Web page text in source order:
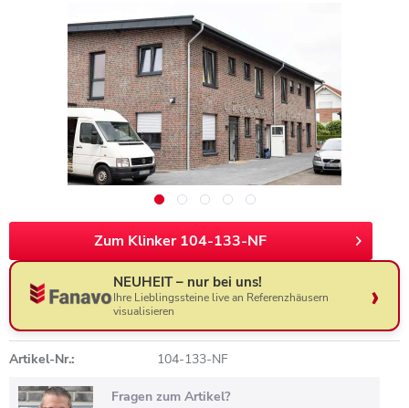
Zum Klinker 104-133-NF
NEUHEIT – nur bei uns!
Ihre Lieblingssteine live an Referenzhäusern
visualisieren
Artikel-Nr.: 104-133-NF
Fragen zum Artikel?